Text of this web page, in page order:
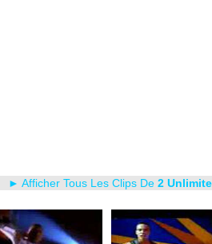
► Afficher Tous Les Clips De 2